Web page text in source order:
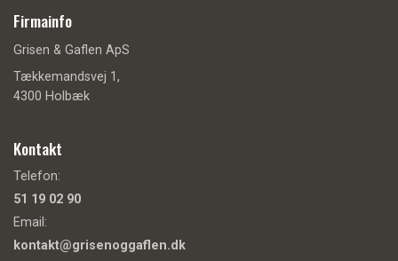
Firmainfo
Grisen & Gaflen ApS
Tækkemandsvej 1,
4300 Holbæk
Kontakt
Telefon:
51 19 02 90
Email:
kontakt@grisenoggaflen.dk